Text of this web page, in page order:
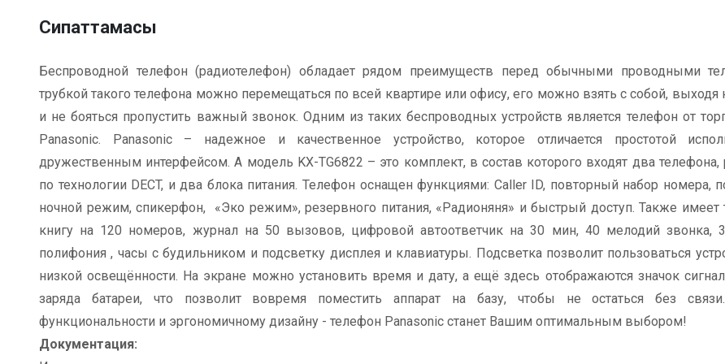
Сипаттамасы
Беспроводной телефон (радиотелефон) обладает рядом преимуществ перед обычными проводными
трубкой такого телефона можно перемещаться по всей квартире или офису, его можно взять с собой, выходя
и не бояться пропустить важный звонок. Одним из таких беспроводных устройств является телефон от
Panasonic. Panasonic – надежное и качественное устройство, которое отличается простотой
дружественным интерфейсом. А модель KX-TG6822 – это комплект, в состав которого входят два
по технологии DECT, и два блока питания. Телефон оснащен функциями: Caller ID, повторный набор номера,
ночной режим, спикерфон, «Эко режим», резервного питания, «Радионяня» и быстрый доступ. Также имеет
книгу на 120 номеров, журнал на 50 вызовов, цифровой автоответчик на 30 мин, 40 мелодий звонка,
полифония , часы с будильником и подсветку дисплея и клавиатуры. Подсветка позволит пользоваться
низкой освещённости. На экране можно установить время и дату, а ещё здесь отображаются значок
заряда батареи, что позволит вовремя поместить аппарат на базу, чтобы не остаться без
функциональности и эргономичному дизайну - телефон Panasonic станет Вашим оптимальным выбором!
Документация: